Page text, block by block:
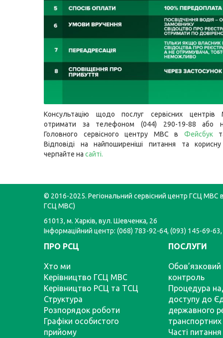
Консультацію щодо послуг сервісних
отримати за телефоном (044) 290-19-88 або
Головного сервісного центру МВС в Фейсбук
Відповіді на найпоширеніші питання та
черпайте на сайті.
© 2016-2025. Регіональний сервісний центр ГСЦ МВС в
ГСЦ МВС)
61013, м. Харків, вул. Шевченка, 26
Інформаційний центр: (068) 783-92-64, (093) 145-69-
ПРО РСЦ
Хто ми
Керівництво ГСЦ МВС
Керівництво РСЦ та ТСЦ
Структура
Розпорядок роботи
Графіки особистого
прийому
ПОСЛУГИ
Обов’язковий
контроль
Процедура
доступу до
державного
транспортних
Часті питання